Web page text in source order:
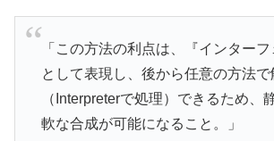
「この方法の利点は、『インターフ
として表現し、後から任意の方法で
（Interpreterで処理）できるため、
軟な合成が可能になること。」